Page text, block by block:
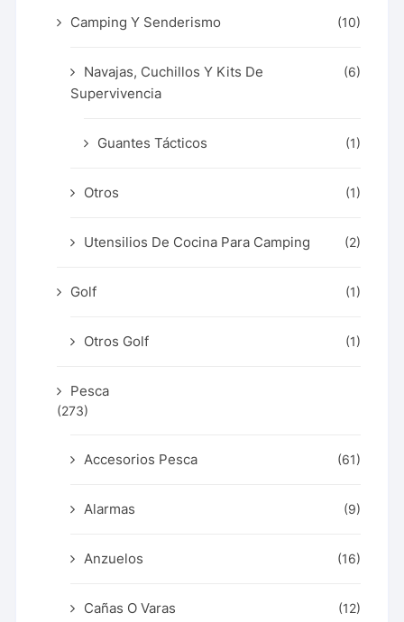
Camping Y Senderismo (10)
Navajas, Cuchillos Y Kits De
Supervivencia
(6)
Guantes Tácticos (1)
Otros (1)
Utensilios De Cocina Para Camping (2)
Golf (1)
Otros Golf (1)
Pesca
(273)
Accesorios Pesca (61)
Alarmas (9)
Anzuelos (16)
Cañas O Varas (12)